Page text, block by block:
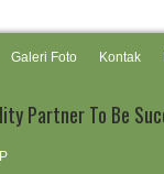
Galeri Foto Kontak